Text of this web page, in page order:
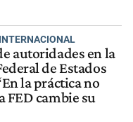
autoridades en la
de Estados
la práctica no
FED cambie su